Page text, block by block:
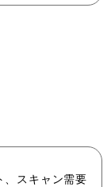
スキャン需要